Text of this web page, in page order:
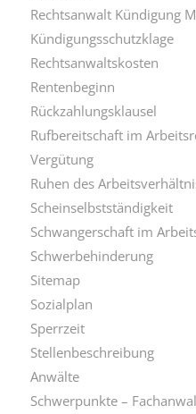
Rechtsanwalt Kündigung
Kündigungsschutzklage
Rechtsanwaltskosten
Rentenbeginn
Rückzahlungsklausel
Rufbereitschaft im
Vergütung
Ruhen des
Scheinselbstständigkeit
Schwangerschaft im
Schwerbehinderung
Sitemap
Sozialplan
Sperrzeit
Stellenbeschreibung
Anwälte
Schwerpunkte –